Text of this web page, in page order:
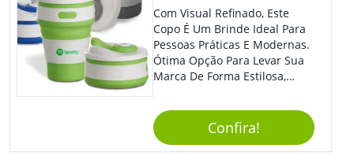
E Ofereça A Seus Clientes E
Colaboradores. Útil E
Funcional, Com Certeza Todo
Mundo Irá Amar.
Com Visual Refinado, Este
Copo É Um Brinde Ideal Para
Pessoas Práticas E Modernas.
Ótima Opção Para Levar Sua
Marca De Forma Estilosa,
Empresa Em Eventos,
Reuniões Corporativas Ou Até
Mesmo Para Presentear
Colaboradores.
Confira!